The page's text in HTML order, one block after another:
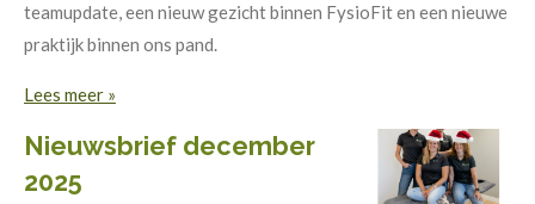
teamupdate, een nieuw gezicht binnen FysioFit en een nieuwe
praktijk binnen ons pand.
Lees meer »
Nieuwsbrief december
2025